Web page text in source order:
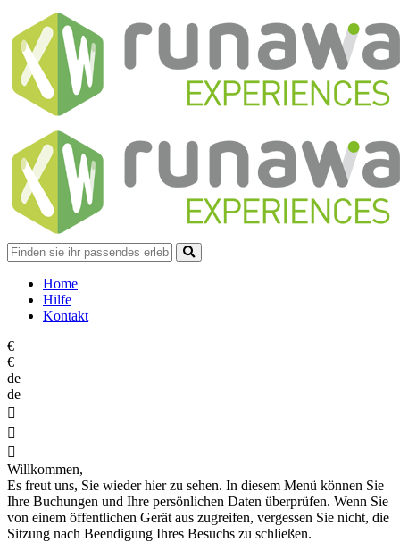
Home
Hilfe
Kontakt
€
€
de
de



Willkommen,
Es freut uns, Sie wieder hier zu sehen. In diesem Menü können Sie
Ihre Buchungen und Ihre persönlichen Daten überprüfen. Wenn Sie
von einem öffentlichen Gerät aus zugreifen, vergessen Sie nicht, die
Sitzung nach Beendigung Ihres Besuchs zu schließen.